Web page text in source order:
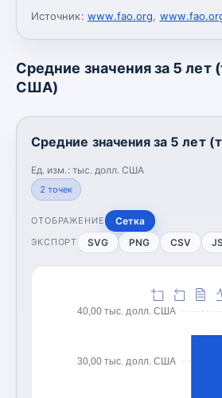
Источник: www.fao.org,
Средние значения за 5 лет
США)
Средние значения за 5 лет
Ед. изм.: тыс. долл. США
2 точек
ОТОБРАЖЕНИЕ Сетка
ЭКСПОРТ SVG PNG CSV
30,00 тыс. долл. США
40,00 тыс. долл. США